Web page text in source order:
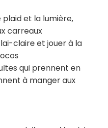
plaid et la lumière,
carreaux
claire et jouer à la
qui prennent en
à manger aux